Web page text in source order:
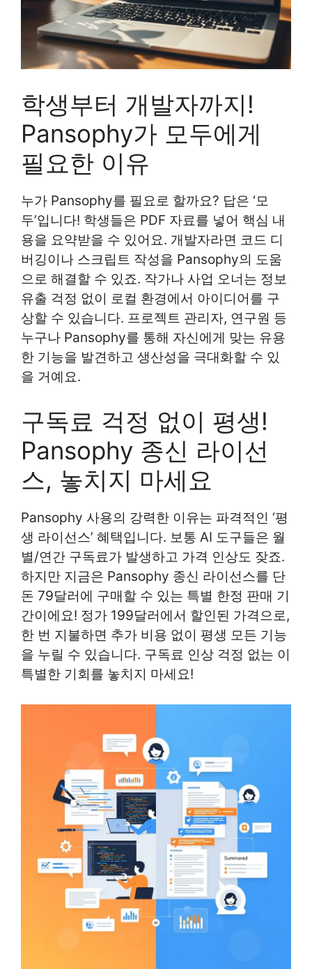
학생부터 개발자까지!
Pansophy가 모두에게
필요한 이유
누가 Pansophy를 필요로 할까요? 답은 ‘모
두’입니다! 학생들은 PDF 자료를 넣어 핵심 내
용을 요약받을 수 있어요. 개발자라면 코드 디
버깅이나 스크립트 작성을 Pansophy의 도움
으로 해결할 수 있죠. 작가나 사업 오너는 정보
유출 걱정 없이 로컬 환경에서 아이디어를 구
상할 수 있습니다. 프로젝트 관리자, 연구원 등
누구나 Pansophy를 통해 자신에게 맞는 유용
한 기능을 발견하고 생산성을 극대화할 수 있
을 거예요.
구독료 걱정 없이 평생!
Pansophy 종신 라이선
스, 놓치지 마세요
Pansophy 사용의 강력한 이유는 파격적인 ‘평
생 라이선스’ 혜택입니다. 보통 AI 도구들은 월
별/연간 구독료가 발생하고 가격 인상도 잦죠.
하지만 지금은 Pansophy 종신 라이선스를 단
돈 79달러에 구매할 수 있는 특별 한정 판매 기
간이에요! 정가 199달러에서 할인된 가격으로,
한 번 지불하면 추가 비용 없이 평생 모든 기능
을 누릴 수 있습니다. 구독료 인상 걱정 없는 이
특별한 기회를 놓치지 마세요!